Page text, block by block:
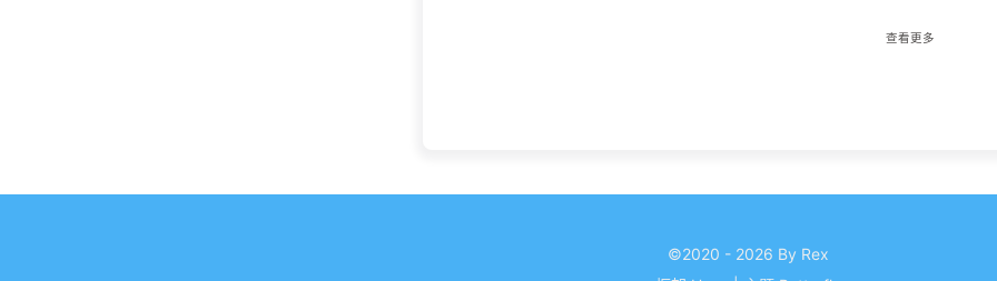
查看更多
©2020 - 2026 By Rex